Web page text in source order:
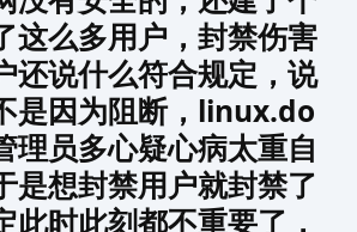
这么多用户，封禁伤害
还说什么符合规定，说
是因为阻断，linux.do
理员多心疑心病太重自
是想封禁用户就封禁了
此时此刻都不重要了，